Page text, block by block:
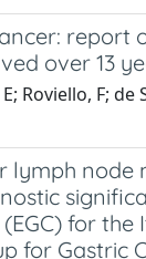
report
over 13
Roviello, F; de
lymph node
for the
for Gastric